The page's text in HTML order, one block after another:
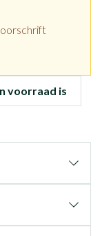
voorraad is